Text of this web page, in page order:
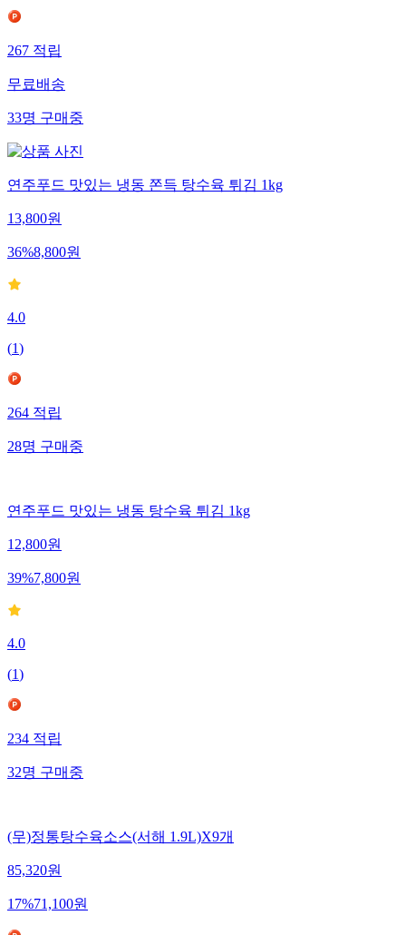
267적립
무료배송
33명구매중
연주푸드 맛있는 냉동 쫀득 탕수육 튀김 1kg
13,800원
36%8,800원
4.0
(1)
264적립
28명구매중
연주푸드 맛있는 냉동 탕수육 튀김 1kg
12,800원
39%7,800원
4.0
(1)
234적립
32명구매중
(무)정통탕수육소스(서해 1.9L)X9개
85,320원
17%71,100원